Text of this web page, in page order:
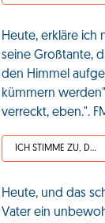
Heute, erkläre ich
seine Großtante,
den Himmel
kümmern
verreckt, eben.".
ICH STIMME ZU, DEIN LEBEN IST SCHEISSE
Heute, und das
Vater ein